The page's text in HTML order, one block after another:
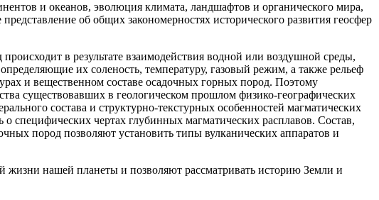
и океанов, эволюция климата, ландшафтов и органического мира,
об общих закономерностях исторического развития геосфер
в результате взаимодействия водной или воздушной среды,
их соленость, температуру, газовый режим, а также рельеф
и вещественном составе осадочных горных пород. Поэтому
существовавших в геологическом прошлом физико-географических
состава и структурно-текстурных особенностей магматических
специфических чертах глубинных магматических расплавов. Состав,
пород позволяют установить типы вулканических аппаратов и
жизни нашей планеты и позволяют рассматривать историю Земли и